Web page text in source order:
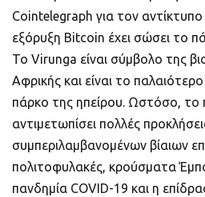
Cointelegraph για τον
εξόρυξη Bitcoin έχει σώσει το
Το Virunga είναι σύμβολο της
Αφρικής και είναι το
πάρκο της ηπείρου. Ωστόσο, το
αντιμετωπίσει πολλές
συμπεριλαμβανομένων βίαιων
πολιτοφυλακές, κρούσματα
πανδημία COVID-19 και η